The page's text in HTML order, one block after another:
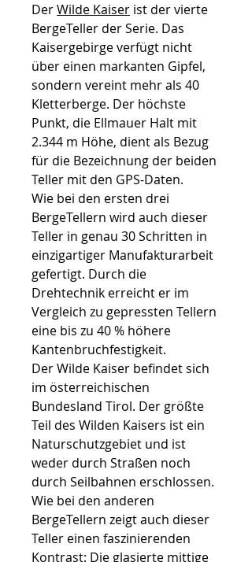
DerWilde Kaiser ist der vierte
BergeTeller der Serie. Das
Kaisergebirge verfügt nicht
über einen markanten Gipfel,
sondern vereint mehr als 40
Kletterberge. Der höchste
Punkt, die Ellmauer Halt mit
2.344 m Höhe, dient als Bezug
für die Bezeichnung der beiden
Teller mit den GPS-Daten.
Wie bei den ersten drei
BergeTellern wird auch dieser
Teller in genau 30 Schritten in
einzigartiger Manufakturarbeit
gefertigt. Durch die
Drehtechnik erreicht er im
Vergleich zu gepressten Tellern
eine bis zu 40 % höhere
Kantenbruchfestigkeit.
Der Wilde Kaiser befindet sich
im österreichischen
Bundesland Tirol. Der größte
Teil des Wilden Kaisers ist ein
Naturschutzgebiet und ist
weder durch Straßen noch
durch Seilbahnen erschlossen.
Wie bei den anderen
BergeTellern zeigt auch dieser
Teller einen faszinierenden
Kontrast: Die glasierte mittige